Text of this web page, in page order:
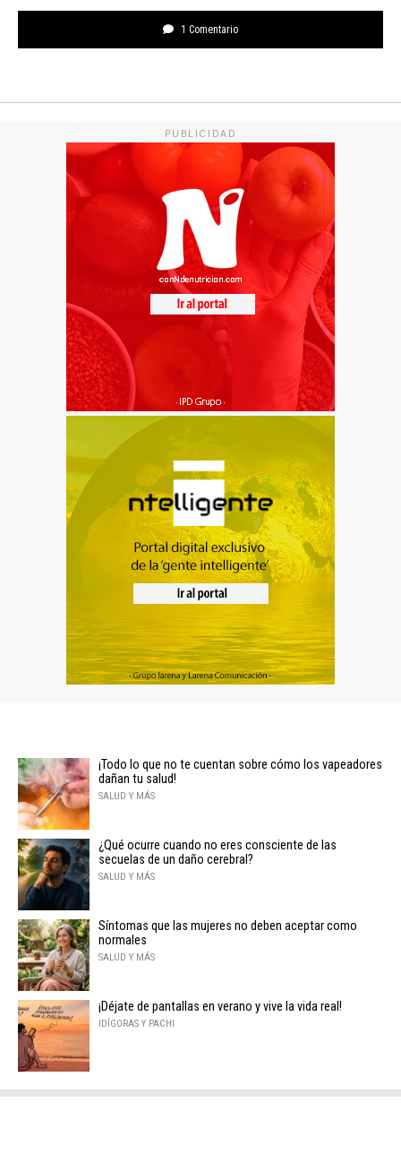
1 Comentario
PUBLICIDAD
¡Todo lo que no te cuentan sobre cómo los vapeadores
dañan tu salud!
SALUD Y MÁS
¿Qué ocurre cuando no eres consciente de las
secuelas de un daño cerebral?
SALUD Y MÁS
Síntomas que las mujeres no deben aceptar como
normales
SALUD Y MÁS
¡Déjate de pantallas en verano y vive la vida real!
IDÍGORAS Y PACHI